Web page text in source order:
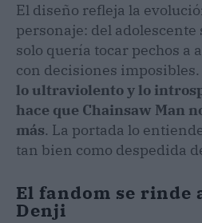
El diseño refleja la
personaje: del
solo quería tocar pechos a
con decisiones imposibles.
lo ultraviolento y lo
hace que Chainsaw Man
más. La portada lo
tan bien como despedida
El fandom se rinde
Denji